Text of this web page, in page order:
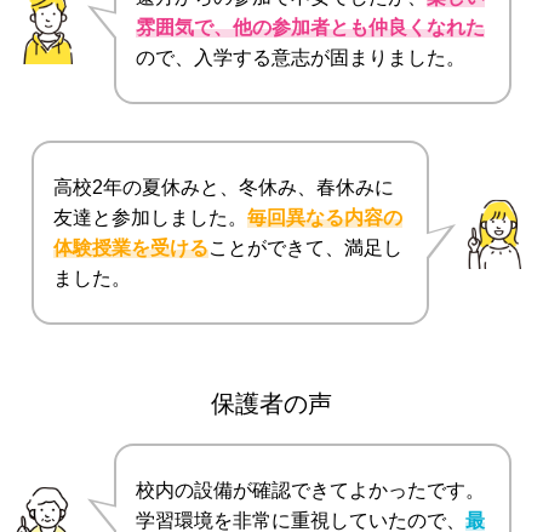
雰囲気で、他の参加者とも仲良くなれた
ので、入学する意志が固まりました。
高校2年の夏休みと、冬休み、春休みに
友達と参加しました。 毎回異なる内容の
体験授業を受けることができて、満足し
ました。
保護者の声
校内の設備が確認できてよかったです。
学習環境を非常に重視していたので、 最